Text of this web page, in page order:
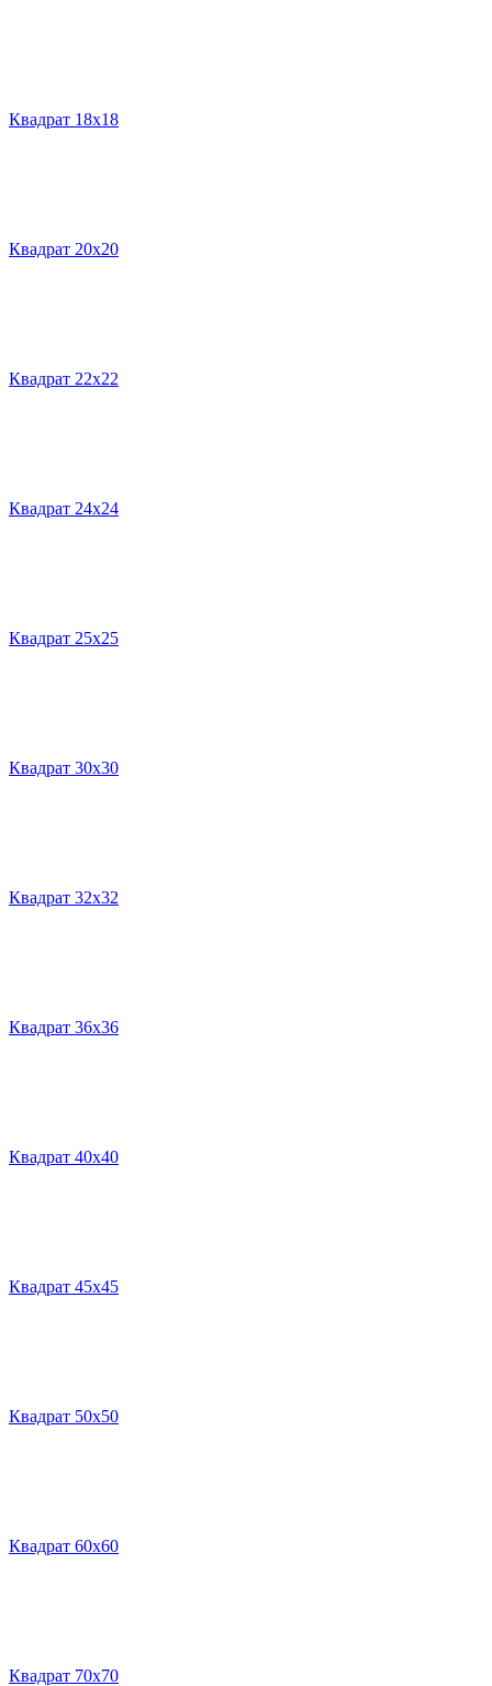
Квадрат 18х18
Квадрат 20х20
Квадрат 22х22
Квадрат 24х24
Квадрат 25х25
Квадрат 30х30
Квадрат 32х32
Квадрат 36х36
Квадрат 40х40
Квадрат 45х45
Квадрат 50х50
Квадрат 60х60
Квадрат 70х70